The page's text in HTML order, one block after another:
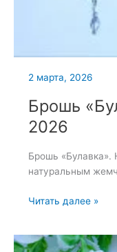
2 марта, 2026
Брошь
2026
Брошь «Булавка».
натуральным
Брошь
2
Читать далее »